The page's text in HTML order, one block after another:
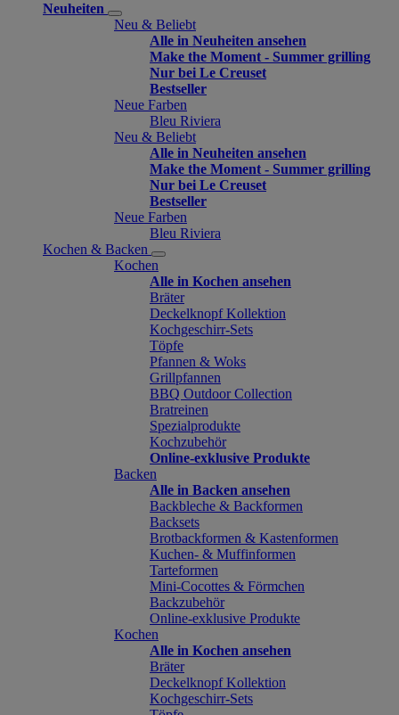
Neuheiten
Neu & Beliebt
Alle in Neuheiten ansehen
Make the Moment - Summer grilling
Nur bei Le Creuset
Bestseller
Neue Farben
Bleu Riviera
Neu & Beliebt
Alle in Neuheiten ansehen
Make the Moment - Summer grilling
Nur bei Le Creuset
Bestseller
Neue Farben
Bleu Riviera
Kochen & Backen
Kochen
Alle in Kochen ansehen
Bräter
Deckelknopf Kollektion
Kochgeschirr-Sets
Töpfe
Pfannen & Woks
Grillpfannen
BBQ Outdoor Collection
Bratreinen
Spezialprodukte
Kochzubehör
Online-exklusive Produkte
Backen
Alle in Backen ansehen
Backbleche & Backformen
Backsets
Brotbackformen & Kastenformen
Kuchen- & Muffinformen
Tarteformen
Mini-Cocottes & Förmchen
Backzubehör
Online-exklusive Produkte
Kochen
Alle in Kochen ansehen
Bräter
Deckelknopf Kollektion
Kochgeschirr-Sets